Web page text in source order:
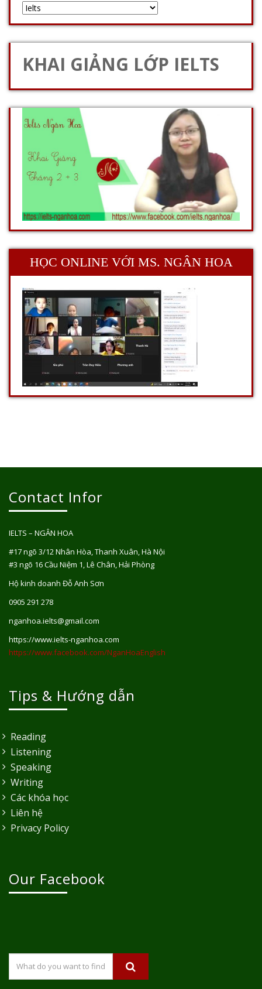
KHAI GIẢNG LỚP IELTS
HỌC ONLINE VỚI MS. NGÂN HOA
Contact Infor
IELTS – NGÂN HOA
#17 ngõ 3/12 Nhân Hòa, Thanh Xuân, Hà Nội
#3 ngõ 16 Cầu Niệm 1, Lê Chân, Hải Phòng
Hộ kinh doanh Đỗ Anh Sơn
0905 291 278
nganhoa.ielts@gmail.com
https://www.ielts-nganhoa.com
https://www.facebook.com/NganHoaEnglish
Tips & Hướng dẫn
Reading
Listening
Speaking
Writing
Các khóa học
Liên hệ
Privacy Policy
Our Facebook